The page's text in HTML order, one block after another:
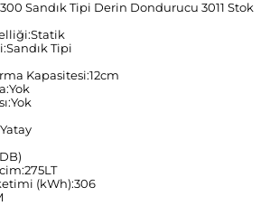
Sandık Tipi Derin Dondurucu 3011 Stok
Tipi
Kapasitesi:12cm
(kWh):306